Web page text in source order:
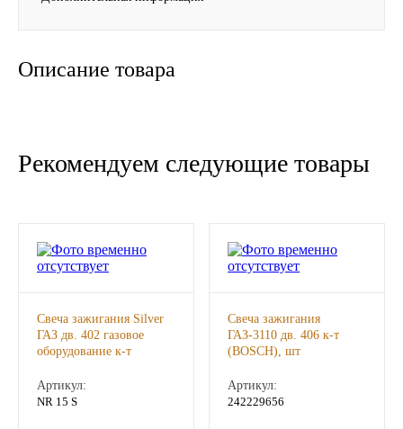
BP VISCO
ЛУКОЙЛ
Оригинальные масла
MOZER
North Sea Lubricants
Описание товара
Рекомендуем следующие товары
Свеча зажигания Silver
ГАЗ дв. 402 газовое
оборудование к-т
Артикул:
NR 15 S
Свеча зажигания
ГАЗ-3110 дв. 406 к-т
(BOSCH), шт
Артикул:
242229656